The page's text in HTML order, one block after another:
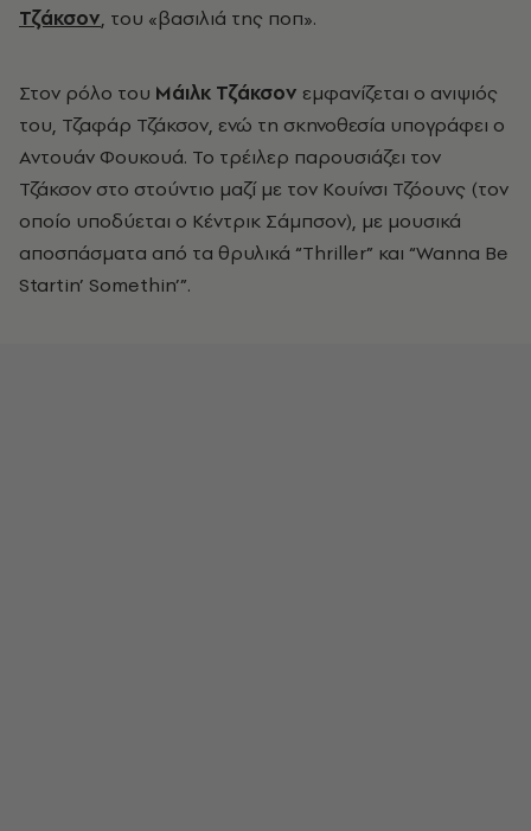
Τζάκσον, του «βασιλιά της ποπ».
Στον ρόλο του Μάιλκ Τζάκσον εμφανίζεται ο ανιψιός
του, Τζαφάρ Τζάκσον, ενώ τη σκηνοθεσία υπογράφει ο
Αντουάν Φουκουά. Το τρέιλερ παρουσιάζει τον
Τζάκσον στο στούντιο μαζί με τον Κουίνσι Τζόουνς (τον
οποίο υποδύεται ο Κέντρικ Σάμπσον), με μουσικά
αποσπάσματα από τα θρυλικά “Thriller” και “Wanna Be
Startin’ Somethin’”.